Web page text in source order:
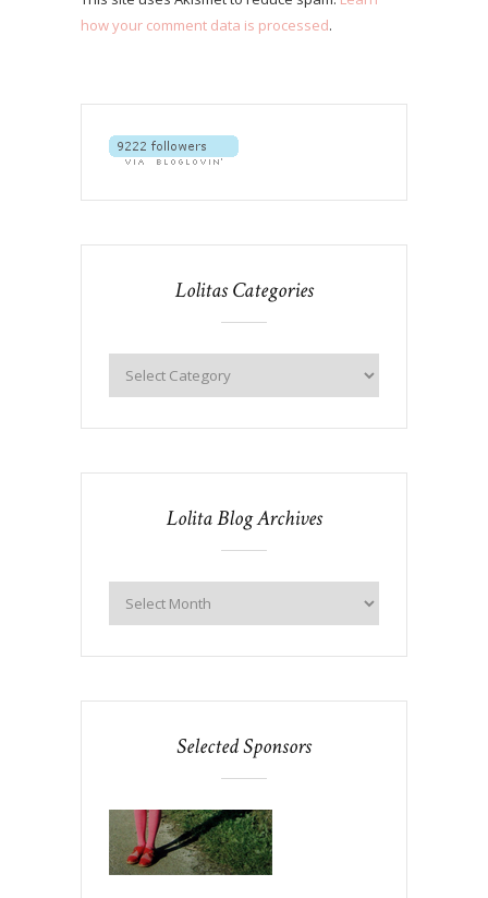
how your comment data is processed.
Lolitas Categories
Lolita Blog Archives
Selected Sponsors